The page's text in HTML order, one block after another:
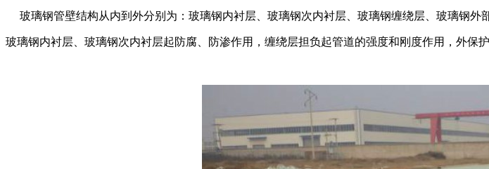
玻璃钢管壁结构从内到外分别为：玻璃钢内衬层、玻璃钢次内衬层、玻璃钢缠绕层、玻璃钢外
玻璃钢内衬层、玻璃钢次内衬层起防腐、防渗作用，缠绕层担负起管道的强度和刚度作用，外保